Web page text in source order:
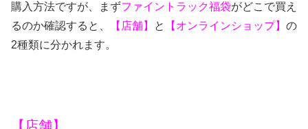
購入方法ですが、まずファイントラック福袋がどこで買え
るのか確認すると、
【店舗】 と 【オンラインショップ】 の
2種類に分かれます。
【店舗】